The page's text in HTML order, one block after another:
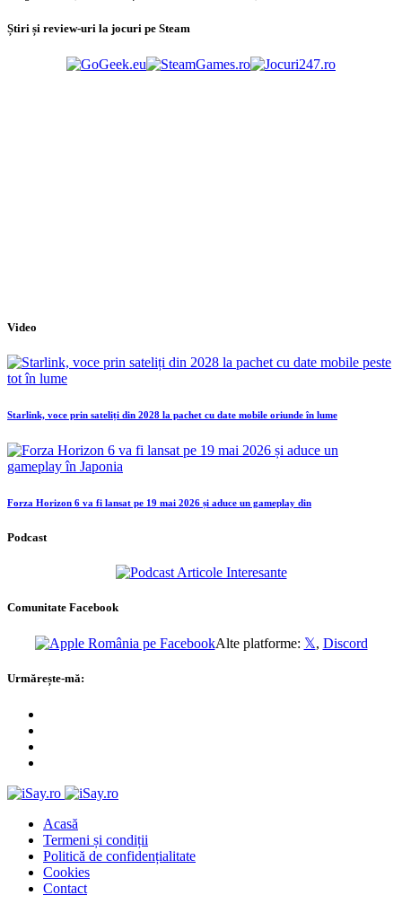
Știri și review-uri la jocuri pe Steam
Video
Starlink, voce prin sateliți din 2028 la pachet cu date mobile oriunde în lume
Forza Horizon 6 va fi lansat pe 19 mai 2026 și aduce un gameplay din
Podcast
Comunitate Facebook
Alte platforme: 𝕏, Discord
Urmărește-mă:
Acasă
Termeni și condiții
Politică de confidențialitate
Cookies
Contact